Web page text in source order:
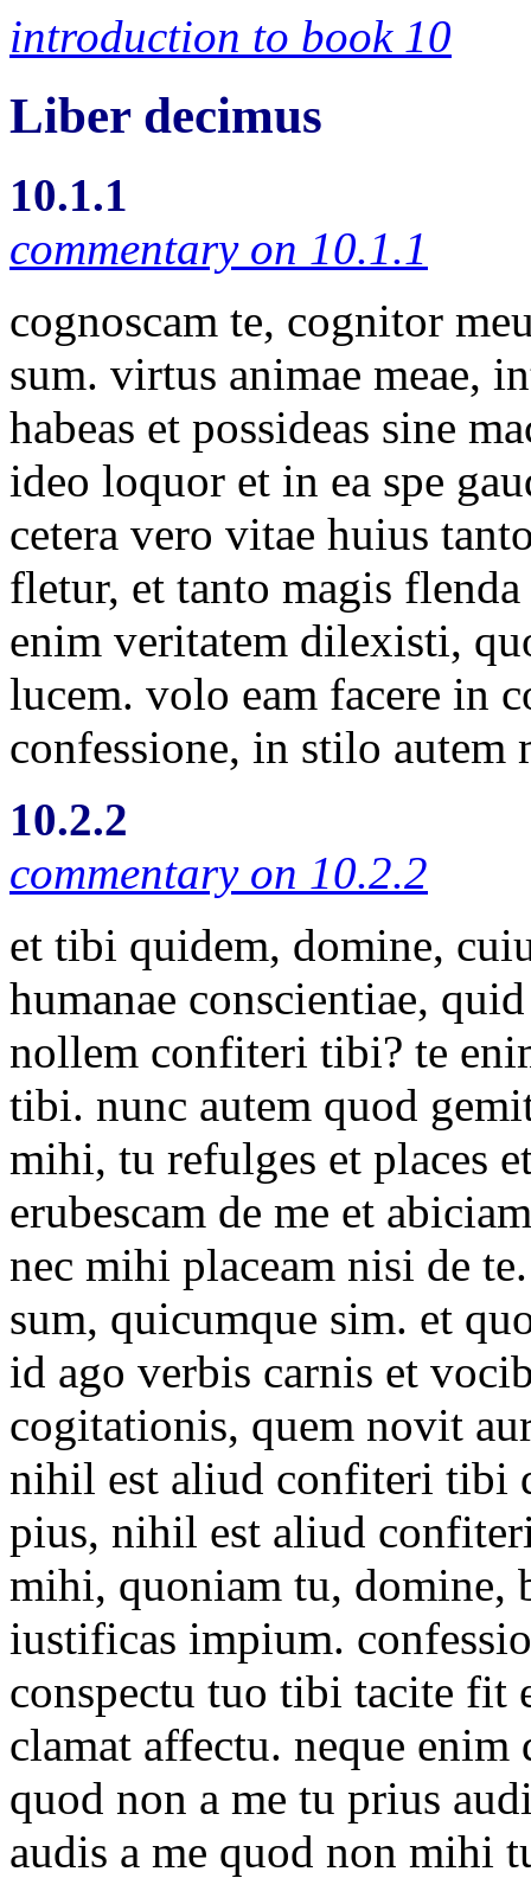
introduction to book 10
Liber decimus
10.1.1
commentary on 10.1.1
cognoscam te, cognitor
sum. virtus animae meae,
habeas et possideas sine
ideo loquor et in ea spe
cetera vero vitae huius
fletur, et tanto magis
enim veritatem dilexisti,
lucem. volo eam facere in
confessione, in stilo autem
10.2.2
commentary on 10.2.2
et tibi quidem, domine,
humanae conscientiae,
nollem confiteri tibi? te
tibi. nunc autem quod
mihi, tu refulges et places
erubescam de me et
nec mihi placeam nisi de
sum, quicumque sim. et
id ago verbis carnis et
cogitationis, quem novit
nihil est aliud confiteri tibi
pius, nihil est aliud
mihi, quoniam tu, domine,
iustificas impium.
conspectu tuo tibi tacite fit
clamat affectu. neque
quod non a me tu prius
audis a me quod non mihi